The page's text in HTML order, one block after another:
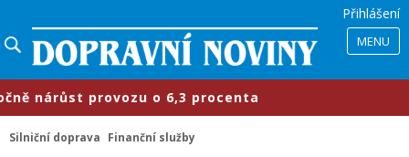
Přihlášení
MENU
provozu o 6,3 procenta
Silniční doprava Finanční služby